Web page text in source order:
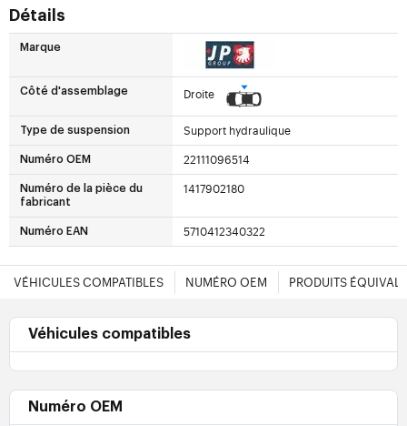
Détails
Marque
Côté d'assemblage Droite
Type de suspension Support hydraulique
Numéro OEM 22111096514
Numéro de la pièce du
fabricant
1417902180
Numéro EAN 5710412340322
VÉHICULES COMPATIBLES NUMÉRO OEM PRODUITS
Véhicules compatibles
Numéro OEM